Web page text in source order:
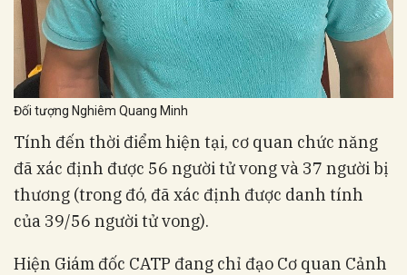
Đối tượng Nghiêm Quang Minh
Tính đến thời điểm hiện tại, cơ quan chức năng
đã xác định được 56 người tử vong và 37 người bị
thương (trong đó, đã xác định được danh tính
của 39/56 người tử vong).
Hiện Giám đốc CATP đang chỉ đạo Cơ quan Cảnh